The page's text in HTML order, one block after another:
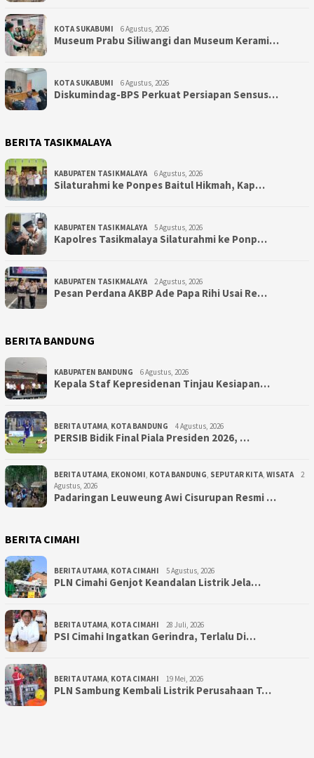
KOTA SUKABUMI 6 Agustus, 2026
Museum Prabu Siliwangi dan Museum Kerami…
KOTA SUKABUMI 6 Agustus, 2026
Diskumindag-BPS Perkuat Persiapan Sensus…
BERITA TASIKMALAYA
KABUPATEN TASIKMALAYA 6 Agustus, 2026
Silaturahmi ke Ponpes Baitul Hikmah, Kap…
KABUPATEN TASIKMALAYA 5 Agustus, 2026
Kapolres Tasikmalaya Silaturahmi ke Ponp…
KABUPATEN TASIKMALAYA 2 Agustus, 2026
Pesan Perdana AKBP Ade Papa Rihi Usai Re…
BERITA BANDUNG
KABUPATEN BANDUNG 6 Agustus, 2026
Kepala Staf Kepresidenan Tinjau Kesiapan…
BERITA UTAMA, KOTA BANDUNG 4 Agustus, 2026
PERSIB Bidik Final Piala Presiden 2026, …
BERITA UTAMA, EKONOMI, KOTA BANDUNG, SEPUTAR KITA, WISATA
2
Agustus, 2026
Padaringan Leuweung Awi Cisurupan Resmi …
BERITA CIMAHI
BERITA UTAMA, KOTA CIMAHI 5 Agustus, 2026
PLN Cimahi Genjot Keandalan Listrik Jela…
BERITA UTAMA, KOTA CIMAHI 28 Juli, 2026
PSI Cimahi Ingatkan Gerindra, Terlalu Di…
BERITA UTAMA, KOTA CIMAHI 19 Mei, 2026
PLN Sambung Kembali Listrik Perusahaan T…